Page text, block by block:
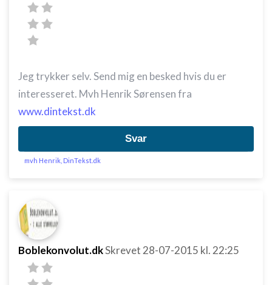
Jeg trykker selv. Send mig en besked hvis du er
interesseret. Mvh Henrik Sørensen fra
www.dintekst.dk
Svar
mvh Henrik, DinTekst.dk
Boblekonvolut.dkSkrevet 28-07-2015 kl. 22:25